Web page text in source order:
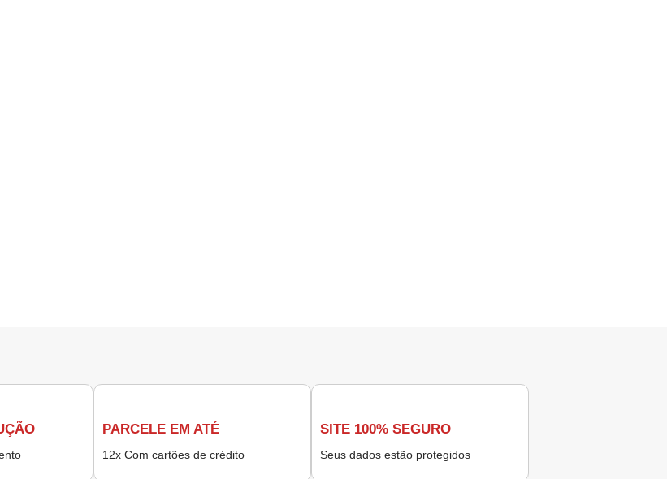
PARCELE EM ATÉ
12x Com cartões de crédito
SITE 100% SEGURO
Seus dados estão protegidos